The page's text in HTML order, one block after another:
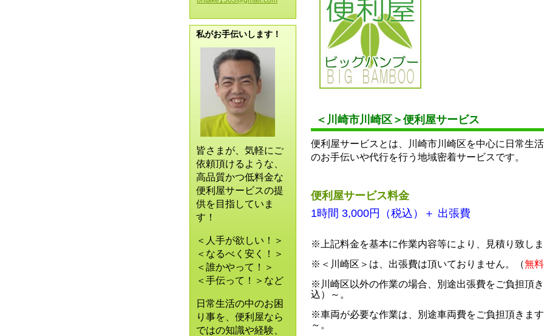
＜川崎市川崎区＞便利屋サービス
便利屋サービスとは、川崎市川崎区を中心に日常生
のお手伝いや代行を行う地域密着サービスです。
便利屋サービス料金
1時間 3,000円（税込）＋ 出張費
※上記料金を基本に作業内容等により、見積り致しま
※＜川崎区＞は、出張費は頂いておりません。（無料
※川崎区以外の作業の場合、別途出張費をご負担頂
込）～。
※車両が必要な作業は、別途車両費をご負担頂きます
～。
私がお手伝いします！
皆さまが、気軽にご
依頼頂けるような、
高品質かつ低料金な
便利屋サービスの提
供を目指していま
す！
＜人手が欲しい！＞
＜なるべく安く！＞
＜誰かやって！＞
＜手伝って！＞など
日常生活の中のお困
り事を、便利屋なら
ではの知識や経験、